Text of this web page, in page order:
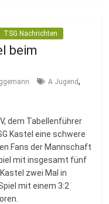
TSG Nachrichten
beim
A Jugend,
dem Tabellenführer
Kastel eine schwere
Fans der Mannschaft
mit insgesamt fünf
zwei Mal in
mit einem 3:2